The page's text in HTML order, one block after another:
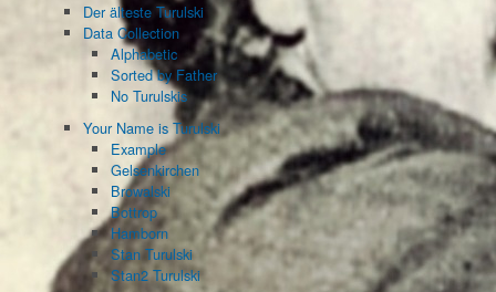
Der älteste Turulski
Data Collection
Alphabetic
Sorted by Father
No Turulskis
Your Name is Turulski
Example
Gelsenkirchen
Browalski
Bottrop
Hamborn
Stan Turulski
Stan2 Turulski